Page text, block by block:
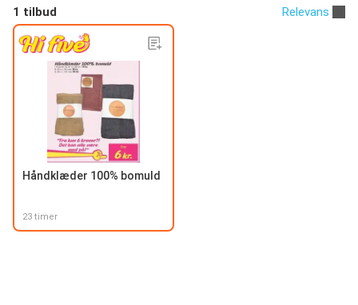
1 tilbud
Relevans
Håndklæder 100% bomuld
23 timer